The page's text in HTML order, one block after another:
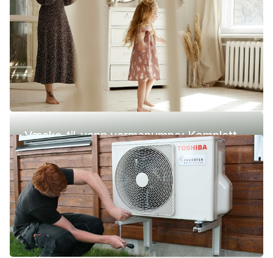
2026
Væske-til-vann varmepumpe: Komplett
guide (pris, fordeler og ulemper)